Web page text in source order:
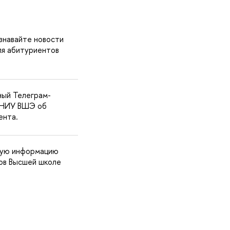
новости
абитуриентов
Телеграм-
НИУ ВШЭ об
информацию
Высшей школе